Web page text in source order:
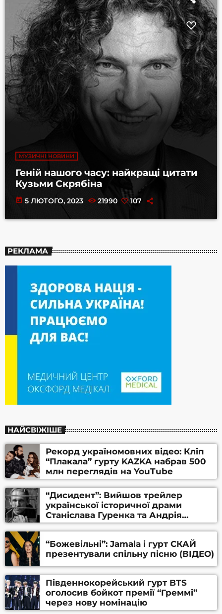
МУЗИЧНІ НОВИНИ
Геній нашого часу: найкращі цитати
Кузьми Скрябіна
today 5 ЛЮТОГО, 2023 21990 107
РЕКЛАМА
НАЙСВІЖІШЕ
Рекорд україномовних відео: Кліп
“Плакала” гурту KAZKA набрав 500
млн переглядів на YouTube
“Дисидент”: Вийшов трейлер
української історичної драми
Станіслава Гуренка та Андрія
Алфьорова (ВІДЕО)
“Божевільні”: Jamala і гурт СКАЙ
презентували спільну пісню (ВІДЕО)
Південнокорейський гурт BTS
оголосив бойкот премії “Греммі”
через нову номінацію